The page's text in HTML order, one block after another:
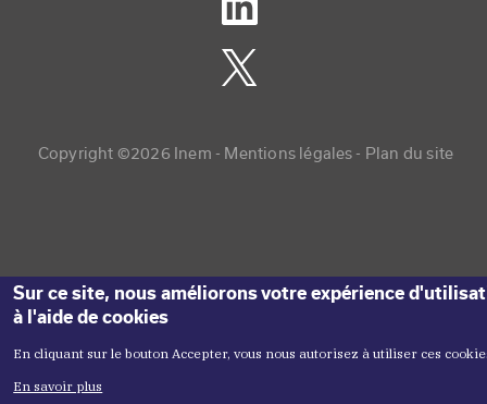
Copyright ©2026 Inem - Copyright menu
Mentions légales Plan du site
Sur ce site, nous améliorons votre expérience
à l'aide de cookies
En cliquant sur le bouton Accepter, vous nous autorisez à utiliser ces
En savoir plus